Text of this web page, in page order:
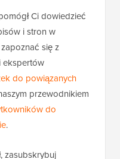
Ci dowiedzieć
i stron w
się z
ekspertów
do powiązanych
przewodnikiem
do